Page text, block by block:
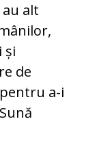
alt
și
de
a-i